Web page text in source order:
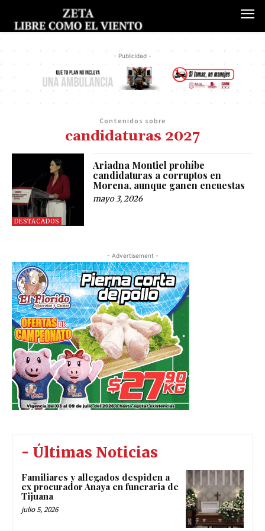
- Publicidad -
Contenidos sobre
candidaturas 2027
DESTACADOS
Ariadna Montiel prohíbe
candidaturas a corruptos en
Morena, aunque ganen encuestas
mayo 3, 2026
- Advertisement -
- Últimas Noticias
Familiares y allegados despiden a
ex procurador Anaya en funeraria de
Tijuana
julio 5, 2026